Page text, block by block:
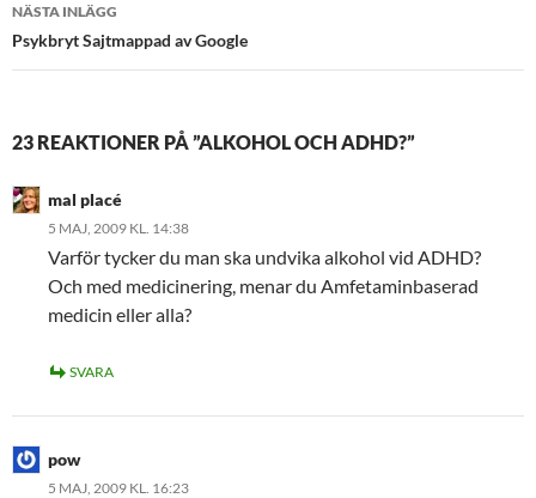
NÄSTA INLÄGG
Psykbryt Sajtmappad av Google
23 REAKTIONER PÅ ”ALKOHOL OCH ADHD?”
mal placé
5 MAJ, 2009 KL. 14:38
Varför tycker du man ska undvika alkohol vid ADHD?
Och med medicinering, menar du Amfetaminbaserad
medicin eller alla?
SVARA
pow
5 MAJ, 2009 KL. 16:23